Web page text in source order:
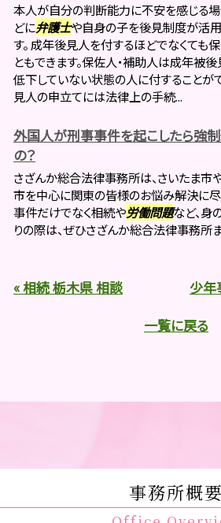
本人が自分の判断能力に不安を感じる
どに弁護士や自身の子を後見制度が活
す。 成年後見人を付するほどでなくても
ともできます。保佐人・補助人は成年被
低下していない状態の人に付することが
見人の申立てには法律上の手続...
外国人が刑事事件を起こしたら強
の？
さざんか総合法律事務所は、さいたま市
市を中心に関東の皆様のお悩み解決に尽
事件だけでなく相続や労働問題など、身
りの際は、ぜひさざんか総合法律事務所
« 相続 栃木県 相談
少年
一覧に戻る
事務所概要